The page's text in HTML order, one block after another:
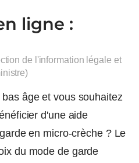
ligne :
de l'information légale et
âge et vous souhaitez
d'une aide
en micro-crèche ? Le
du mode de garde